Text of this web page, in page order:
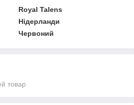
Royal Talens
Нідерланди
Червоний
товар